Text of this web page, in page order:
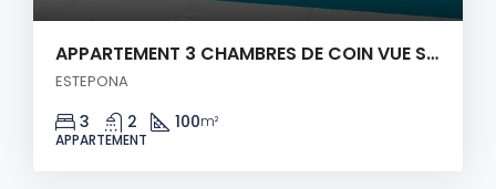
APPARTEMENT 3 CHAMBRES DE COIN VUE SUR MER!
ESTEPONA
3 2 100m²
APPARTEMENT